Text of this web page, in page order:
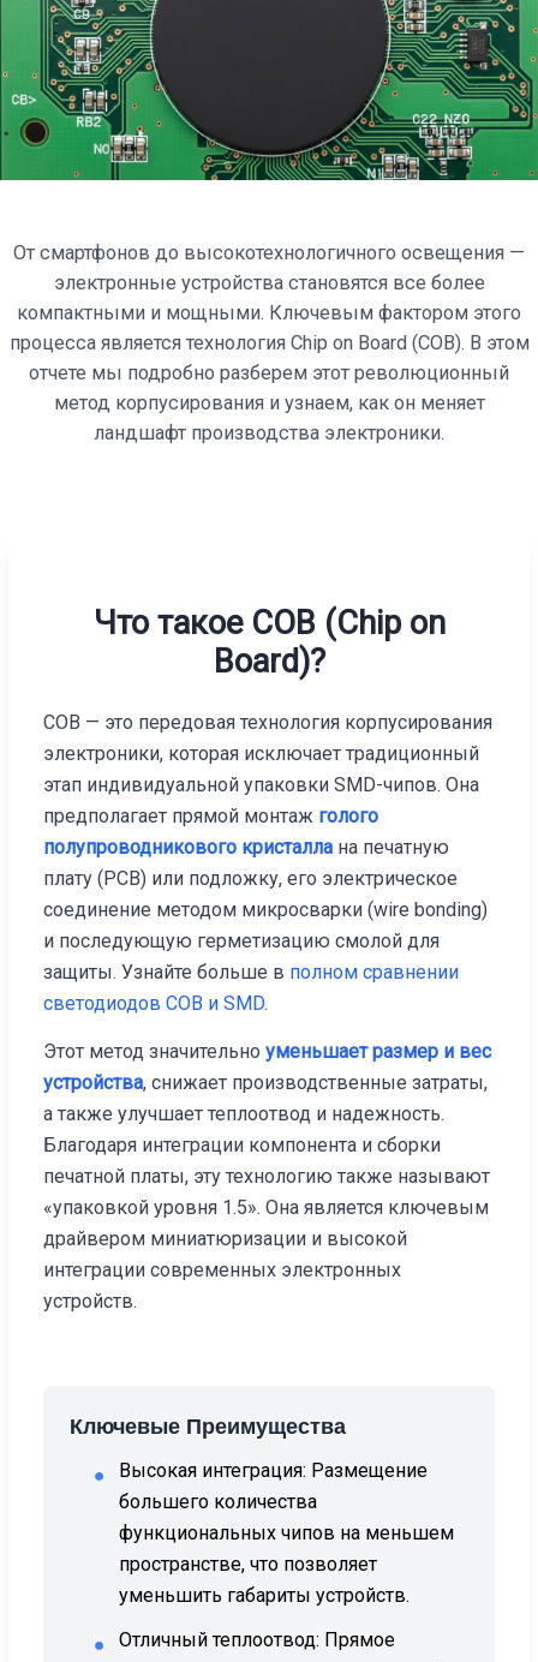
От смартфонов до высокотехнологичного освещения —
электронные устройства становятся все более
компактными и мощными. Ключевым фактором этого
процесса является технология Chip on Board (COB). В этом
отчете мы подробно разберем этот революционный
метод корпусирования и узнаем, как он меняет
ландшафт производства электроники.
Что такое COB (Chip on
Board)?
COB — это передовая технология корпусирования
электроники, которая исключает традиционный
этап индивидуальной упаковки SMD-чипов. Она
предполагает прямой монтаж голого
полупроводникового кристалла на печатную
плату (PCB) или подложку, его электрическое
соединение методом микросварки (wire bonding)
и последующую герметизацию смолой для
защиты. Узнайте больше в полном сравнении
светодиодов COB и SMD.
Этот метод значительноуменьшает размер и вес
устройства, снижает производственные затраты,
а также улучшает теплоотвод и надежность.
Благодаря интеграции компонента и сборки
печатной платы, эту технологию также называют
«упаковкой уровня 1.5». Она является ключевым
драйвером миниатюризации и высокой
интеграции современных электронных
устройств.
Ключевые Преимущества
● Высокая интеграция: Размещение
большего количества
функциональных чипов на меньшем
пространстве, что позволяет
уменьшить габариты устройств.
● Отличный теплоотвод: Прямое